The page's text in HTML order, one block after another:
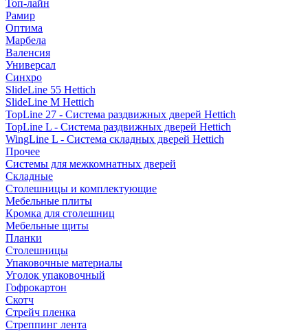
Топ-лайн
Рамир
Оптима
Марбела
Валенсия
Универсал
Синхро
SlideLine 55 Hettich
SlideLine M Hettich
TopLine 27 - Система раздвижных дверей Hettich
TopLine L - Система раздвижных дверей Hettich
WingLine L - Система складных дверей Hettich
Прочее
Системы для межкомнатных дверей
Складные
Столешницы и комплектующие
Мебельные плиты
Кромка для столешниц
Мебельные щиты
Планки
Столешницы
Упаковочные материалы
Уголок упаковочный
Гофрокартон
Скотч
Стрейч пленка
Стреппинг лента